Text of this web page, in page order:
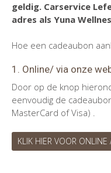
geldig. Carservice
adres als Yuna
Hoe een cadeaubon
1. Online/ via onze
Door op de knop
eenvoudig de
MasterCard of Visa) .
KLIK HIER VOOR